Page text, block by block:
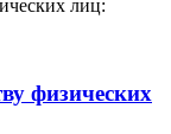
физических